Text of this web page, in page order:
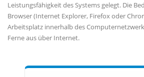
Leistungsfähigkeit des Systems gelegt. Die
Browser (Internet Explorer, Firefox oder
Arbeitsplatz innerhalb des
Ferne aus über Internet.